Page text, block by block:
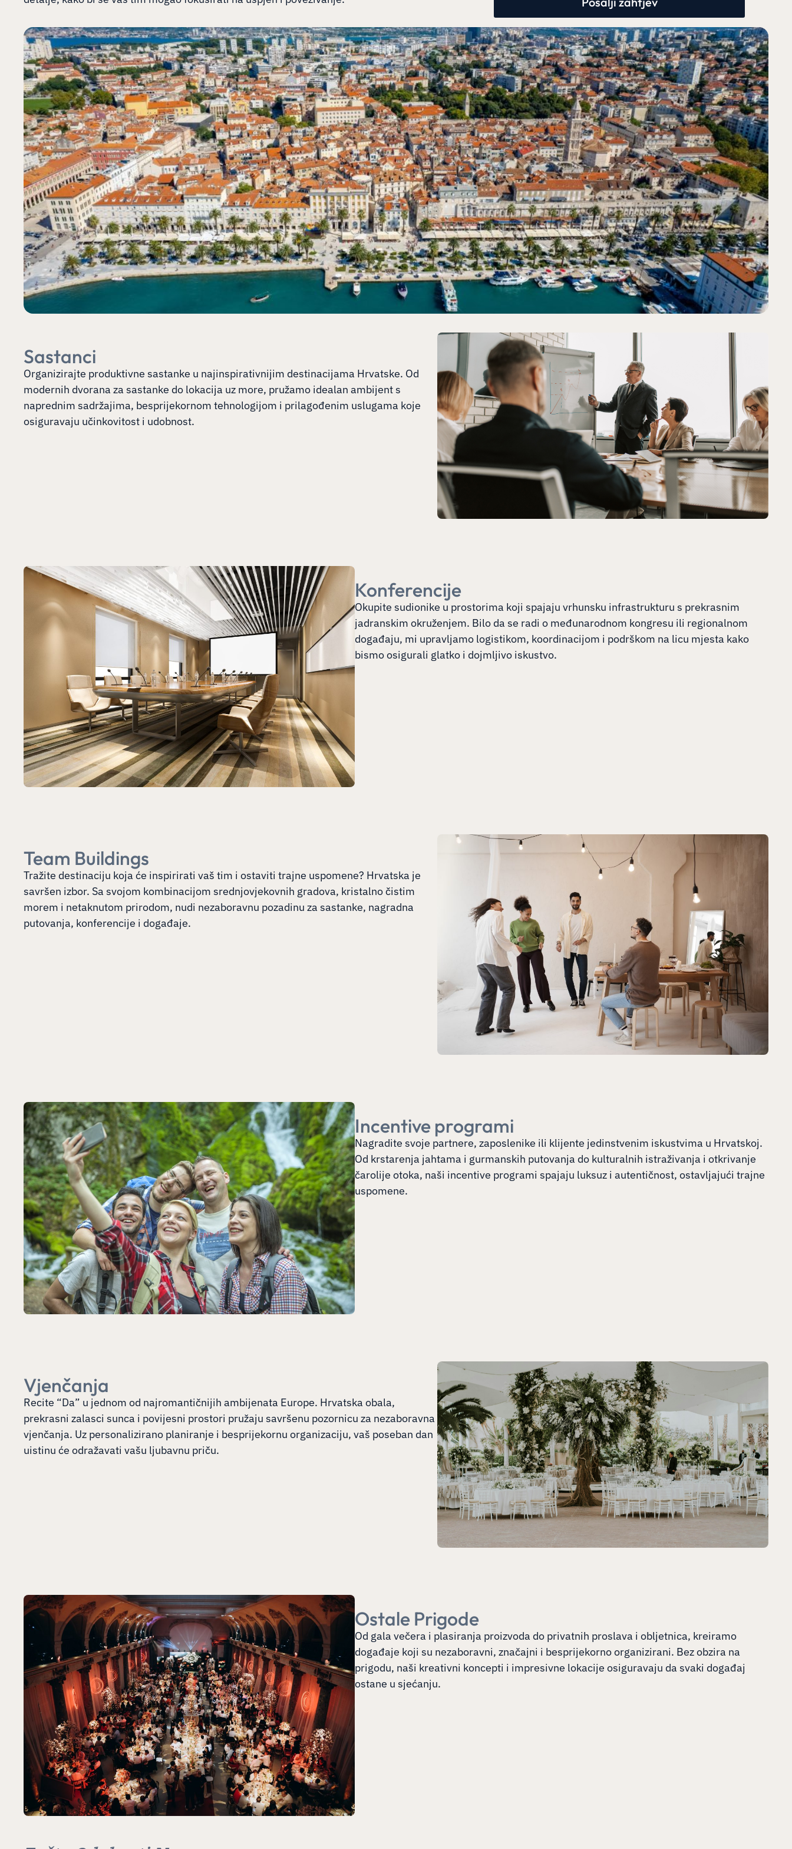
Sastanci
Organizirajte produktivne sastanke u najinspirativnijim destinacijama Hrvatske. Od
modernih dvorana za sastanke do lokacija uz more, pružamo idealan ambijent s
naprednim sadržajima, besprijekornom tehnologijom i prilagođenim uslugama koje
osiguravaju učinkovitost i udobnost.
Konferencije
Okupite sudionike u prostorima koji spajaju vrhunsku infrastrukturu s prekrasnim
jadranskim okruženjem. Bilo da se radi o međunarodnom kongresu ili regionalnom
događaju, mi upravljamo logistikom, koordinacijom i podrškom na licu mjesta kako
bismo osigurali glatko i dojmljivo iskustvo.
Team Buildings
Tražite destinaciju koja će inspirirati vaš tim i ostaviti trajne uspomene? Hrvatska je
savršen izbor. Sa svojom kombinacijom srednjovjekovnih gradova, kristalno čistim
morem i netaknutom prirodom, nudi nezaboravnu pozadinu za sastanke, nagradna
putovanja, konferencije i događaje.
Incentive programi
Nagradite svoje partnere, zaposlenike ili klijente jedinstvenim iskustvima u Hrvatskoj.
Od krstarenja jahtama i gurmanskih putovanja do kulturalnih istraživanja i otkrivanje
čarolije otoka, naši incentive programi spajaju luksuz i autentičnost, ostavljajući trajne
uspomene.
Vjenčanja
Recite “Da” u jednom od najromantičnijih ambijenata Europe. Hrvatska obala,
prekrasni zalasci sunca i povijesni prostori pružaju savršenu pozornicu za nezaboravna
vjenčanja. Uz personalizirano planiranje i besprijekornu organizaciju, vaš poseban dan
uistinu će odražavati vašu ljubavnu priču.
Ostale Prigode
Od gala večera i plasiranja proizvoda do privatnih proslava i obljetnica, kreiramo
događaje koji su nezaboravni, značajni i besprijekorno organizirani. Bez obzira na
prigodu, naši kreativni koncepti i impresivne lokacije osiguravaju da svaki događaj
ostane u sjećanju.